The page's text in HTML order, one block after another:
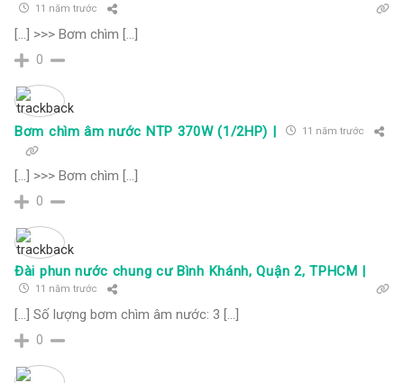
11 năm trước
[…] >>> Bơm chìm […]
0
Bơm chìm âm nước NTP 370W (1/2HP) | 11 năm trước
[…] >>> Bơm chìm […]
0
Đài phun nước chung cư Bình Khánh, Quận 2, TPHCM |
11 năm trước
[…] Số lượng bơm chìm âm nước: 3 […]
0